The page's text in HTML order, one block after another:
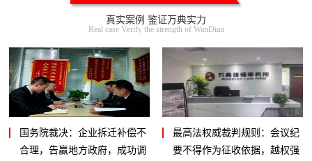
真实案例 鉴证万典实力
Real case Verify the strength of WanDian
国务院裁决：企业拆迁补偿不
合理，告赢地方政府，成功调
最高法权威裁判规则：会议纪
要不得作为征收依据，越权强